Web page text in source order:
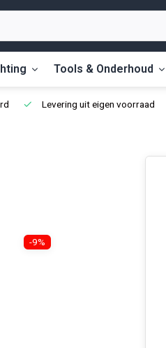
Tools & Onderhoud
Levering uit eigen voorraad
-9%